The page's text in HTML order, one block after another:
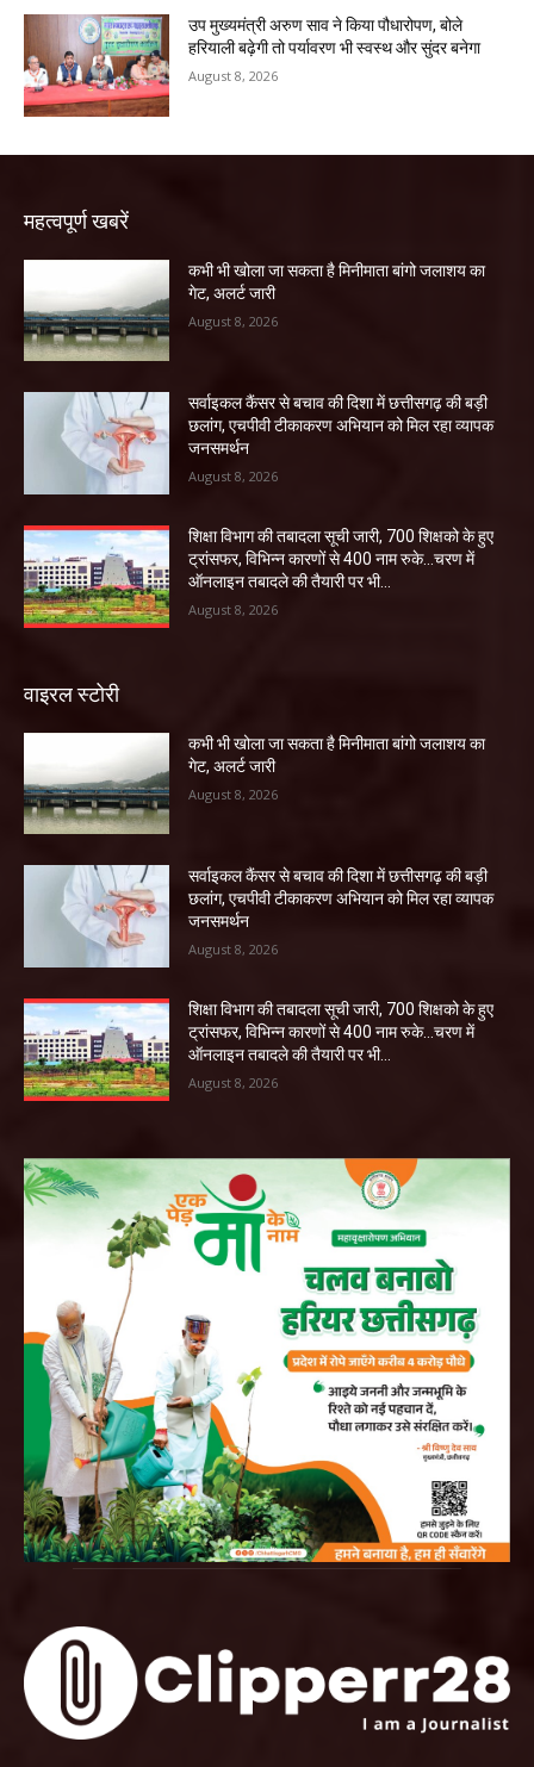
उप मुख्यमंत्री अरुण साव ने किया पौधारोपण, बोले
हरियाली बढ़ेगी तो पर्यावरण भी स्वस्थ और सुंदर बनेगा
August 8, 2026
महत्वपूर्ण खबरें
कभी भी खोला जा सकता है मिनीमाता बांगो जलाशय का
गेट, अलर्ट जारी
August 8, 2026
सर्वाइकल कैंसर से बचाव की दिशा में छत्तीसगढ़ की बड़ी
छलांग, एचपीवी टीकाकरण अभियान को मिल रहा व्यापक
जनसमर्थन
August 8, 2026
शिक्षा विभाग की तबादला सूची जारी, 700 शिक्षको के हुए
ट्रांसफर, विभिन्न कारणों से 400 नाम रुके…चरण में
ऑनलाइन तबादले की तैयारी पर भी...
August 8, 2026
वाइरल स्टोरी
कभी भी खोला जा सकता है मिनीमाता बांगो जलाशय का
गेट, अलर्ट जारी
August 8, 2026
सर्वाइकल कैंसर से बचाव की दिशा में छत्तीसगढ़ की बड़ी
छलांग, एचपीवी टीकाकरण अभियान को मिल रहा व्यापक
जनसमर्थन
August 8, 2026
शिक्षा विभाग की तबादला सूची जारी, 700 शिक्षको के हुए
ट्रांसफर, विभिन्न कारणों से 400 नाम रुके…चरण में
ऑनलाइन तबादले की तैयारी पर भी...
August 8, 2026